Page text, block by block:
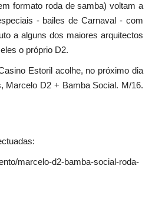
formato roda de samba) voltam a
- bailes de Carnaval - com
a alguns dos maiores arquitectos
o próprio D2.
Estoril acolhe, no próximo dia
Marcelo D2 + Bamba Social. M/16.
marcelo-d2-bamba-social-roda-